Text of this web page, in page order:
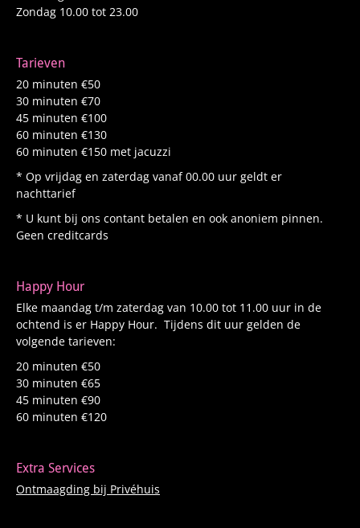
Zondag 10.00 tot 23.00
Tarieven
20 minuten €50
30 minuten €70
45 minuten €100
60 minuten €130
60 minuten €150 met jacuzzi
* Op vrijdag en zaterdag vanaf 00.00 uur geldt er
nachttarief
* U kunt bij ons contant betalen en ook anoniem pinnen.
Geen creditcards
Happy Hour
Elke maandag t/m zaterdag van 10.00 tot 11.00 uur in de
ochtend is er Happy Hour. Tijdens dit uur gelden de
volgende tarieven:
20 minuten €50
30 minuten €65
45 minuten €90
60 minuten €120
Extra Services
Ontmaagding bij Privéhuis